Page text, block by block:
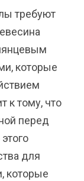
требуют
которые
к тому, что
перед
для
которые